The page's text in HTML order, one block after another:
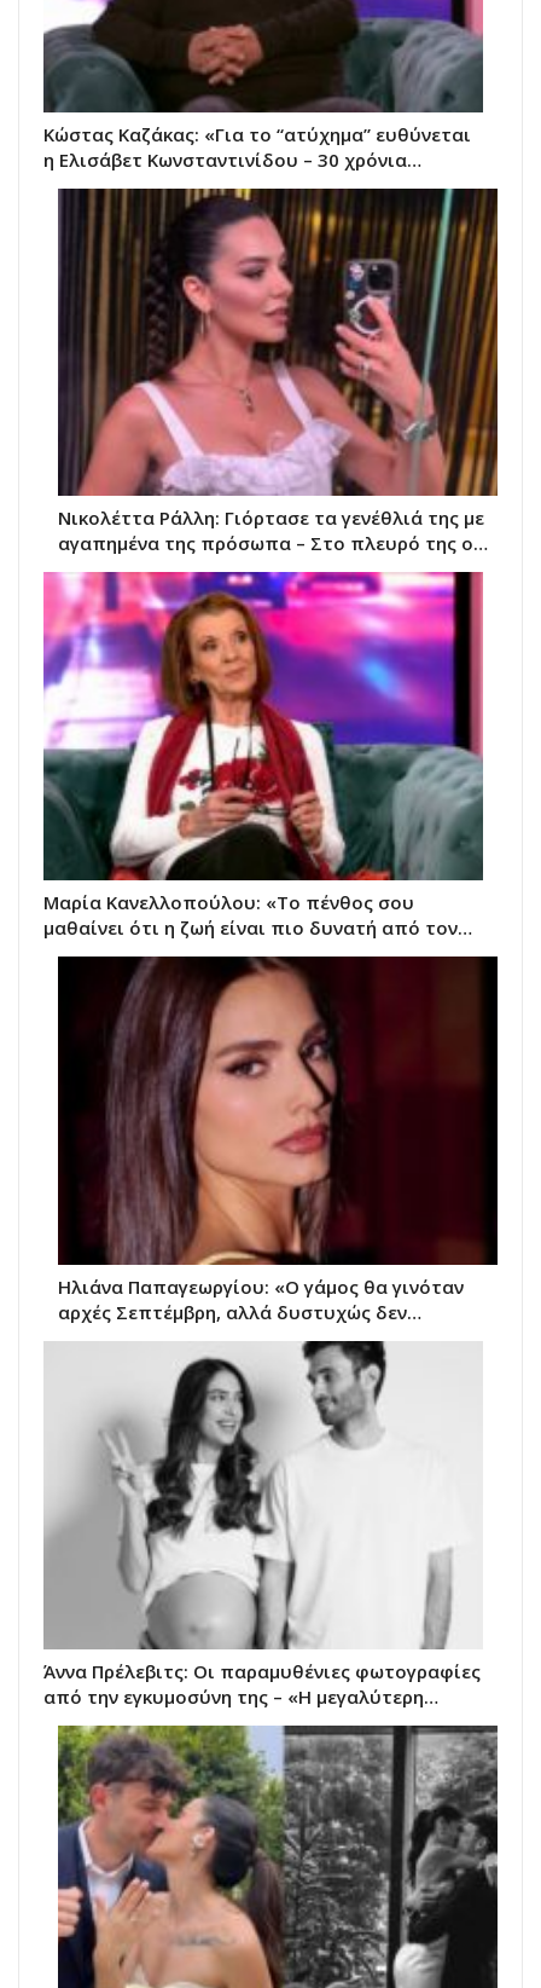
Κώστας Καζάκας: «Για το “ατύχημα” ευθύνεται
η Ελισάβετ Κωνσταντινίδου – 30 χρόνια…
Νικολέττα Ράλλη: Γιόρτασε τα γενέθλιά της με
αγαπημένα της πρόσωπα – Στο πλευρό της ο…
Μαρία Κανελλοπούλου: «Το πένθος σου
μαθαίνει ότι η ζωή είναι πιο δυνατή από τον…
Ηλιάνα Παπαγεωργίου: «Ο γάμος θα γινόταν
αρχές Σεπτέμβρη, αλλά δυστυχώς δεν…
Άννα Πρέλεβιτς: Οι παραμυθένιες φωτογραφίες
από την εγκυμοσύνη της – «Η μεγαλύτερη…